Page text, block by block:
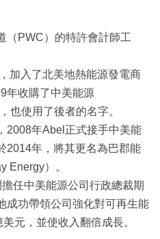
（PWC）的特許會計師工
加入了北美地熱能源發電商
年收購了中美能源
也使用了後者的名字。
2008年Abel正式接手中美能
2014年，將其更名為巴郡能
Energy）。
任中美能源公司行政總裁期
成功帶領公司強化對可再生能
元，並使收入翻倍成長。